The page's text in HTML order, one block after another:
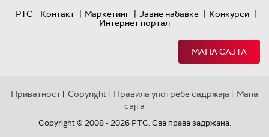
РТС
Контакт | Маркетинг | Јавне набавке | Конкурси |
Интернет портал
МАПА САЈТА
Приватност | Copyright | Правила употребе садржаја | Мапа
сајта
Copyright © 2008 - 2026 РТС. Сва права задржана.